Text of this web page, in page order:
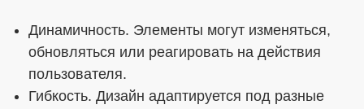
Динамичность. Элементы могут изменяться,
обновляться или реагировать на действия
пользователя.
Гибкость. Дизайн адаптируется под разные